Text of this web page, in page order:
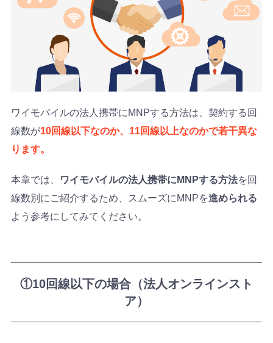
ワイモバイルの法人携帯にMNPする方法は、契約する回
線数が10回線以下なのか、11回線以上なのかで若干異な
ります。
本章では、 ワイモバイルの法人携帯にMNPする方法を回
線数別にご紹介するため、スムーズにMNPを進められる
よう参考にしてみてください。
①10回線以下の場合（法人オンラインスト
ア）